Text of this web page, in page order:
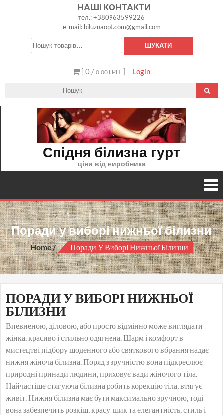
НАШІ КОНТАКТИ
тел.: +380963599226
e-mail: biluznaopt.com@gmail.com
Шукати:
ШУКАТИ
[ 0 / 0.00 ГРН. ] Login
Спідня білизна гурт
ціни від виробника
Поради у виборі нижньої білизни
Home Поради У Виборі Нижньої Білизни
ПОРАДИ У ВИБОРІ НИЖНЬОЇ
БІЛИЗНИ
Впевненою, діловою, або просто відмінно може виглядати
жінка, красиво і стильно одягнена. Шарм і комфорт в
мистецтві підбору щоденного або святкового вбрання надає
нижня жіноча білизна. Поряд з зручністю вона підкреслює
природні принади людини, приховує вади жіночого тіла.
Найчастіше стягуюча білизна робить корекцію тіла, втягує
живіт. Нижня білизна має бути максимально зручною, тоді
вона забезпечить розкіш, красу, шик та елегантність, стиль і